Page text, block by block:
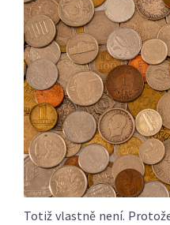
Totiž vlastně není.